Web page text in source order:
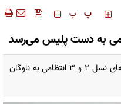
‍‍‍ پ پ
فرمانده کل انتظامی کشور از الحاق پهپادهای نسل ۲ و ۳ انتظامی به ناوگان